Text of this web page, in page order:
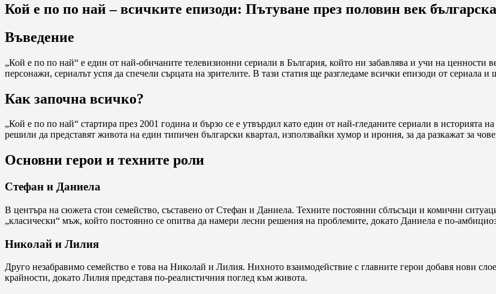
Кой е по по най – всичките епизоди: Пътуване през половин век
Въведение
„Кой е по по най“ е един от най-обичаните телевизионни сериали в България, който ни забавлява и учи на
персонажи, сериалът успя да спечели сърцата на зрителите. В тази статия ще разгледаме всички епизоди от сериала
Как започна всичко?
„Кой е по по най“ стартира през 2001 година и бързо се е утвърдил като един от най-гледаните сериали в историята
решили да представят живота на един типичен български квартал, използвайки хумор и ирония, за да разкажат за
Основни герои и техните роли
Стефан и Даниела
В центъра на сюжета стои семейство, съставено от Стефан и Даниела. Техните постоянни сблъсъци и комични
„класически“ мъж, който постоянно се опитва да намери лесни решения на проблемите, докато Даниела е по-
Николай и Лилия
Друго незабравимо семейство е това на Николай и Лилия. Нихното взаимодействие с главните герои добавя нови
крайности, докато Лилия представя по-реалистичния поглед към живота.